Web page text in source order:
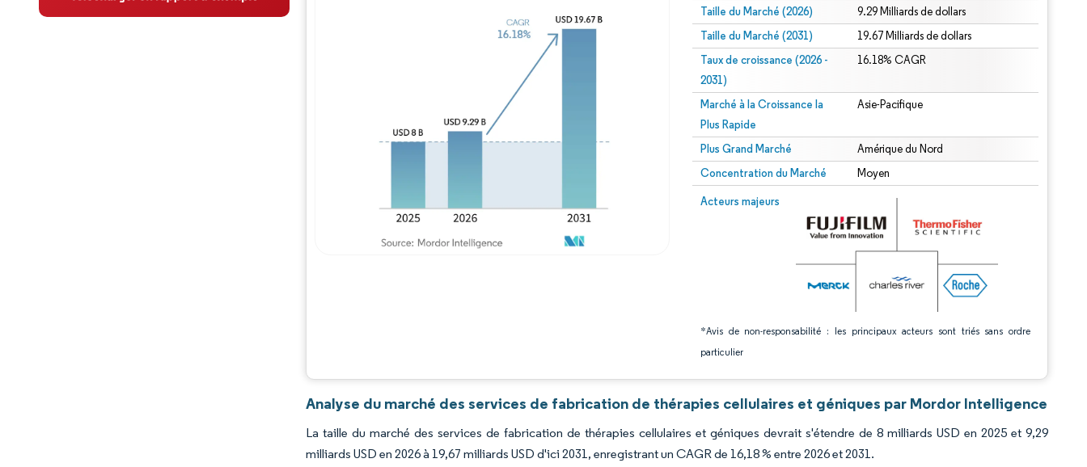
Tendances et perspectives Taille du Marché (2026) 9.29 Milliards de dollars
Taille du Marché (2031) 19.67 Milliards de dollars
Taux de croissance (2026 -
2031)
16.18% CAGR
Marché à la Croissance la
Plus Rapide
Asie-Pacifique
Plus Grand Marché Amérique du Nord
Concentration du Marché Moyen
Acteurs majeurs
*Avis de non-responsabilité : les principaux acteurs sont triés sans ordre
particulier
Image © Mordor Intelligence. La réutilisation nécessite une attribution sous CC BY 4.0.
Image © Mordor Intelligence. La réutilisation nécessite une attribution sous CC BY 4.0.
Analyse du marché des services de fabrication de thérapies cellulaires et géniques par Mordor Intelligence
La taille du marché des services de fabrication de thérapies cellulaires et géniques devrait s'étendre de 8 milliards USD en 2025 et 9,29
milliards USD en 2026 à 19,67 milliards USD d'ici 2031, enregistrant un CAGR de 16,18 % entre 2026 et 2031.